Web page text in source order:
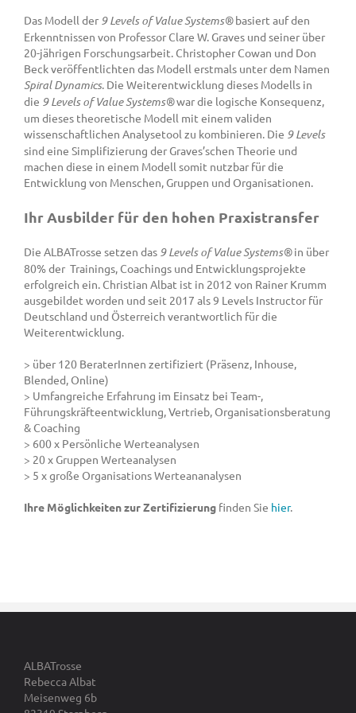
Das Modell der 9 Levels of Value Systems®basiert auf den
Erkenntnissen von Professor Clare W. Graves und seiner über
20-jährigen Forschungsarbeit. Christopher Cowan und Don
Beck veröffentlichten das Modell erstmals unter dem Namen
Spiral Dynamics. Die Weiterentwicklung dieses Modells in
die 9 Levels of Value Systems®war die logische Konsequenz,
um dieses theoretische Modell mit einem validen
wissenschaftlichen Analysetool zu kombinieren. Die 9 Levels
sind eine Simplifizierung der Graves’schen Theorie und
machen diese in einem Modell somit nutzbar für die
Entwicklung von Menschen, Gruppen und Organisationen.
Ihr Ausbilder für den hohen Praxistransfer
Die ALBATrosse setzen das 9 Levels of Value Systems®in über
80% der Trainings, Coachings und Entwicklungsprojekte
erfolgreich ein. Christian Albat ist in 2012 von Rainer Krumm
ausgebildet worden und seit 2017 als 9 Levels Instructor für
Deutschland und Österreich verantwortlich für die
Weiterentwicklung.
> über 120 BeraterInnen zertifiziert (Präsenz, Inhouse,
Blended, Online)
> Umfangreiche Erfahrung im Einsatz bei Team-,
Führungskräfteentwicklung, Vertrieb, Organisationsberatung
& Coaching
> 600 x Persönliche Werteanalysen
> 20 x Gruppen Werteanalysen
> 5 x große Organisations Werteananalysen
Ihre Möglichkeiten zur Zertifizierung finden Sie hier.
ALBATrosse
Rebecca Albat
Meisenweg 6b